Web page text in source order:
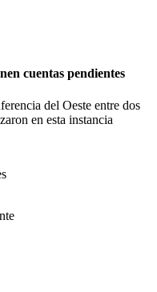
cuentas pendientes
del Oeste entre dos
en esta instancia